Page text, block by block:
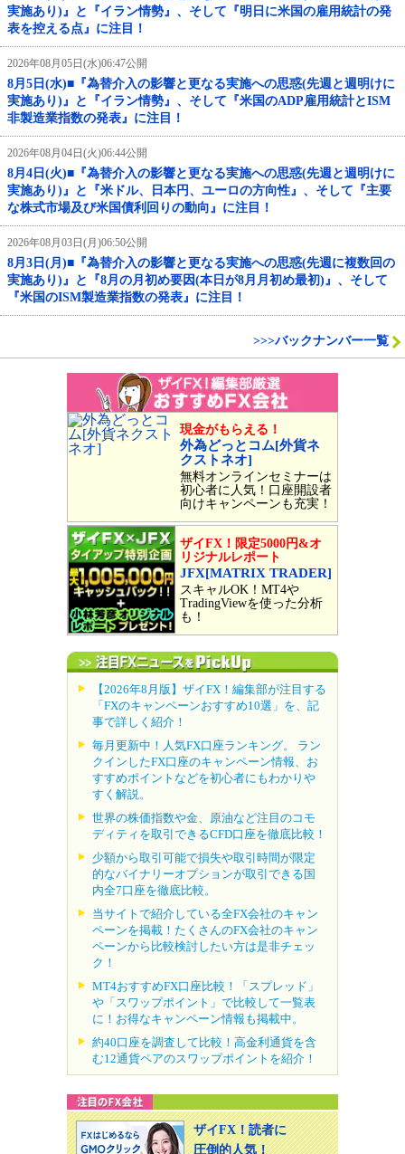
実施あり)』と『イラン情勢』、そして『明日に米国の雇用統計の発
表を控える点』に注目！
2026年08月05日(水)06:47公開
8月5日(水)■『為替介入の影響と更なる実施への思惑(先週と週明けに
実施あり)』と『イラン情勢』、そして『米国のADP雇用統計とISM
非製造業指数の発表』に注目！
2026年08月04日(火)06:44公開
8月4日(火)■『為替介入の影響と更なる実施への思惑(先週と週明けに
実施あり)』と『米ドル、日本円、ユーロの方向性』、そして『主要
な株式市場及び米国債利回りの動向』に注目！
2026年08月03日(月)06:50公開
8月3日(月)■『為替介入の影響と更なる実施への思惑(先週に複数回の
実施あり)』と『8月の月初め要因(本日が8月月初め最初)』、そして
『米国のISM製造業指数の発表』に注目！
>>>バックナンバー一覧
現金がもらえる！
外為どっとコム[外貨ネ
クストネオ]
無料オンラインセミナーは
初心者に人気！口座開設者
向けキャンペーンも充実！
ザイFX！限定5000円&オ
リジナルレポート
JFX[MATRIX TRADER]
スキャルOK！MT4や
TradingViewを使った分析
も！
【2026年8月版】ザイFX！編集部が注目する
「FXのキャンペーンおすすめ10選」を、記
事で詳しく紹介！
毎月更新中！人気FX口座ランキング。 ラン
クインしたFX口座のキャンペーン情報、お
すすめポイントなどを初心者にもわかりや
すく解説。
世界の株価指数や金、原油など注目のコモ
ディティを取引できるCFD口座を徹底比較！
少額から取引可能で損失や取引時間が限定
的なバイナリーオプションが取引できる国
内全7口座を徹底比較。
当サイトで紹介している全FX会社のキャン
ペーンを掲載！たくさんのFX会社のキャン
ペーンから比較検討したい方は是非チェッ
ク！
MT4おすすめFX口座比較！「スプレッド」
や「スワップポイント」で比較して一覧表
に！お得なキャンペーン情報も掲載中。
約40口座を調査して比較！高金利通貨を含
む12通貨ペアのスワップポイントを紹介！
ザイFX！読者に
圧倒的人気！